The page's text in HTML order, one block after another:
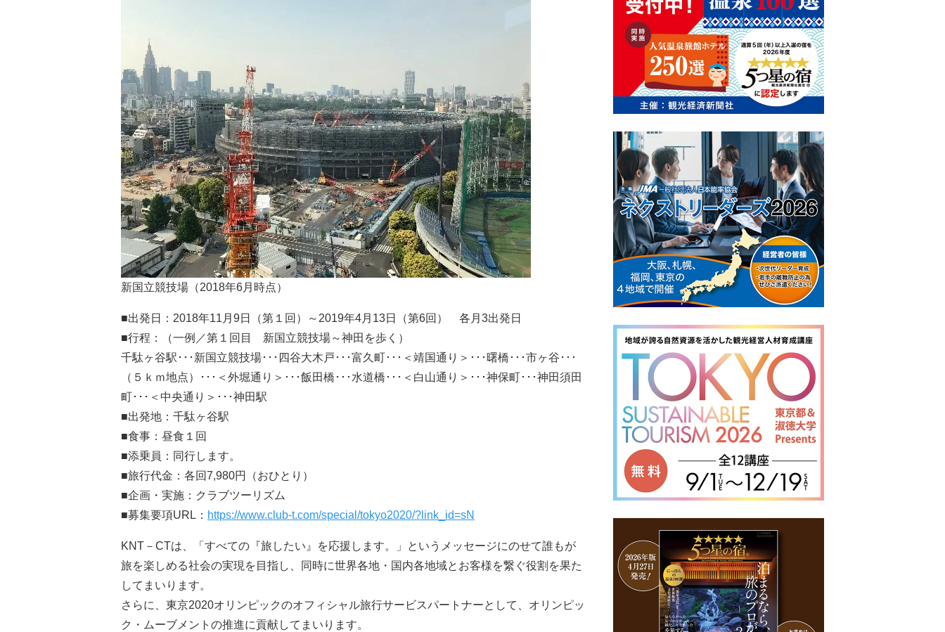
新国立競技場（2018年6月時点）
■出発日：2018年11月9日（第１回）～2019年4月13日（第6回） 各月3出発日
■行程：（一例／第１回目 新国立競技場～神田を歩く）
千駄ヶ谷駅･･･新国立競技場･･･四谷大木戸･･･富久町･･･＜靖国通り＞･･･曙橋･･･市ヶ谷･･･
（５ｋｍ地点）･･･＜外堀通り＞･･･飯田橋･･･水道橋･･･＜白山通り＞･･･神保町･･･神田須田
町･･･＜中央通り＞･･･神田駅
■出発地：千駄ヶ谷駅
■食事：昼食１回
■添乗員：同行します。
■旅行代金：各回7,980円（おひとり）
■企画・実施：クラブツーリズム
■募集要項URL： https://www.club-t.com/special/tokyo2020/?link_id=sN
KNT－CTは、「すべての『旅したい』を応援します。」というメッセージにのせて誰もが
旅を楽しめる社会の実現を目指し、同時に世界各地・国内各地域とお客様を繋ぐ役割を果た
してまいります。
さらに、東京2020オリンピックのオフィシャル旅行サービスパートナーとして、オリンピッ
ク・ムーブメントの推進に貢献してまいります。